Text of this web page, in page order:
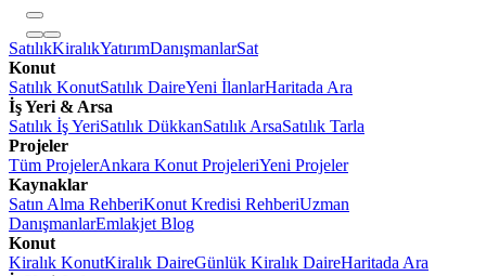
SatılıkKiralıkYatırımDanışmanlarSat
Konut
Satılık KonutSatılık DaireYeni İlanlarHaritada Ara
İş Yeri & Arsa
Satılık İş YeriSatılık DükkanSatılık ArsaSatılık Tarla
Projeler
Tüm ProjelerAnkara Konut ProjeleriYeni Projeler
Kaynaklar
Satın Alma RehberiKonut Kredisi RehberiUzman
DanışmanlarEmlakjet Blog
Konut
Kiralık KonutKiralık DaireGünlük Kiralık DaireHaritada Ara